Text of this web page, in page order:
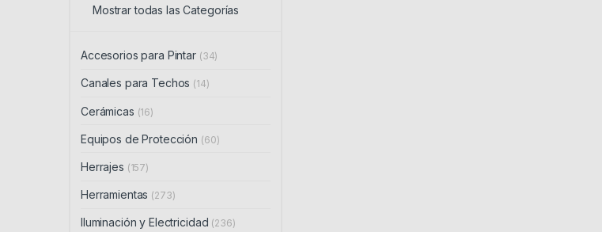
Mostrar todas las Categorías
Accesorios para Pintar (34)
Canales para Techos (14)
Cerámicas (16)
Equipos de Protección (60)
Herrajes (157)
Herramientas (273)
Iluminación y Electricidad (236)